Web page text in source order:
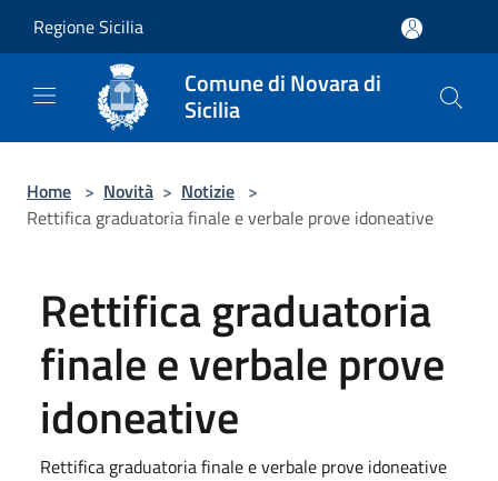
Regione Sicilia
Comune di Novara di
Sicilia
Home > Novità > Notizie >
Rettifica graduatoria finale e verbale prove idoneative
Rettifica graduatoria
finale e verbale prove
idoneative
Rettifica graduatoria finale e verbale prove idoneative